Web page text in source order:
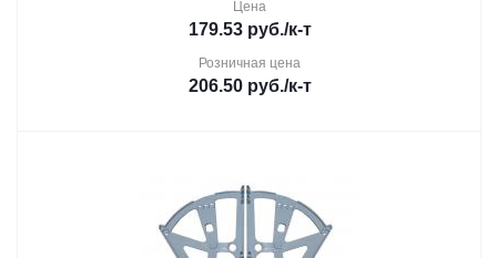
Цена
179.53руб./к-т
Розничная цена
206.50руб./к-т